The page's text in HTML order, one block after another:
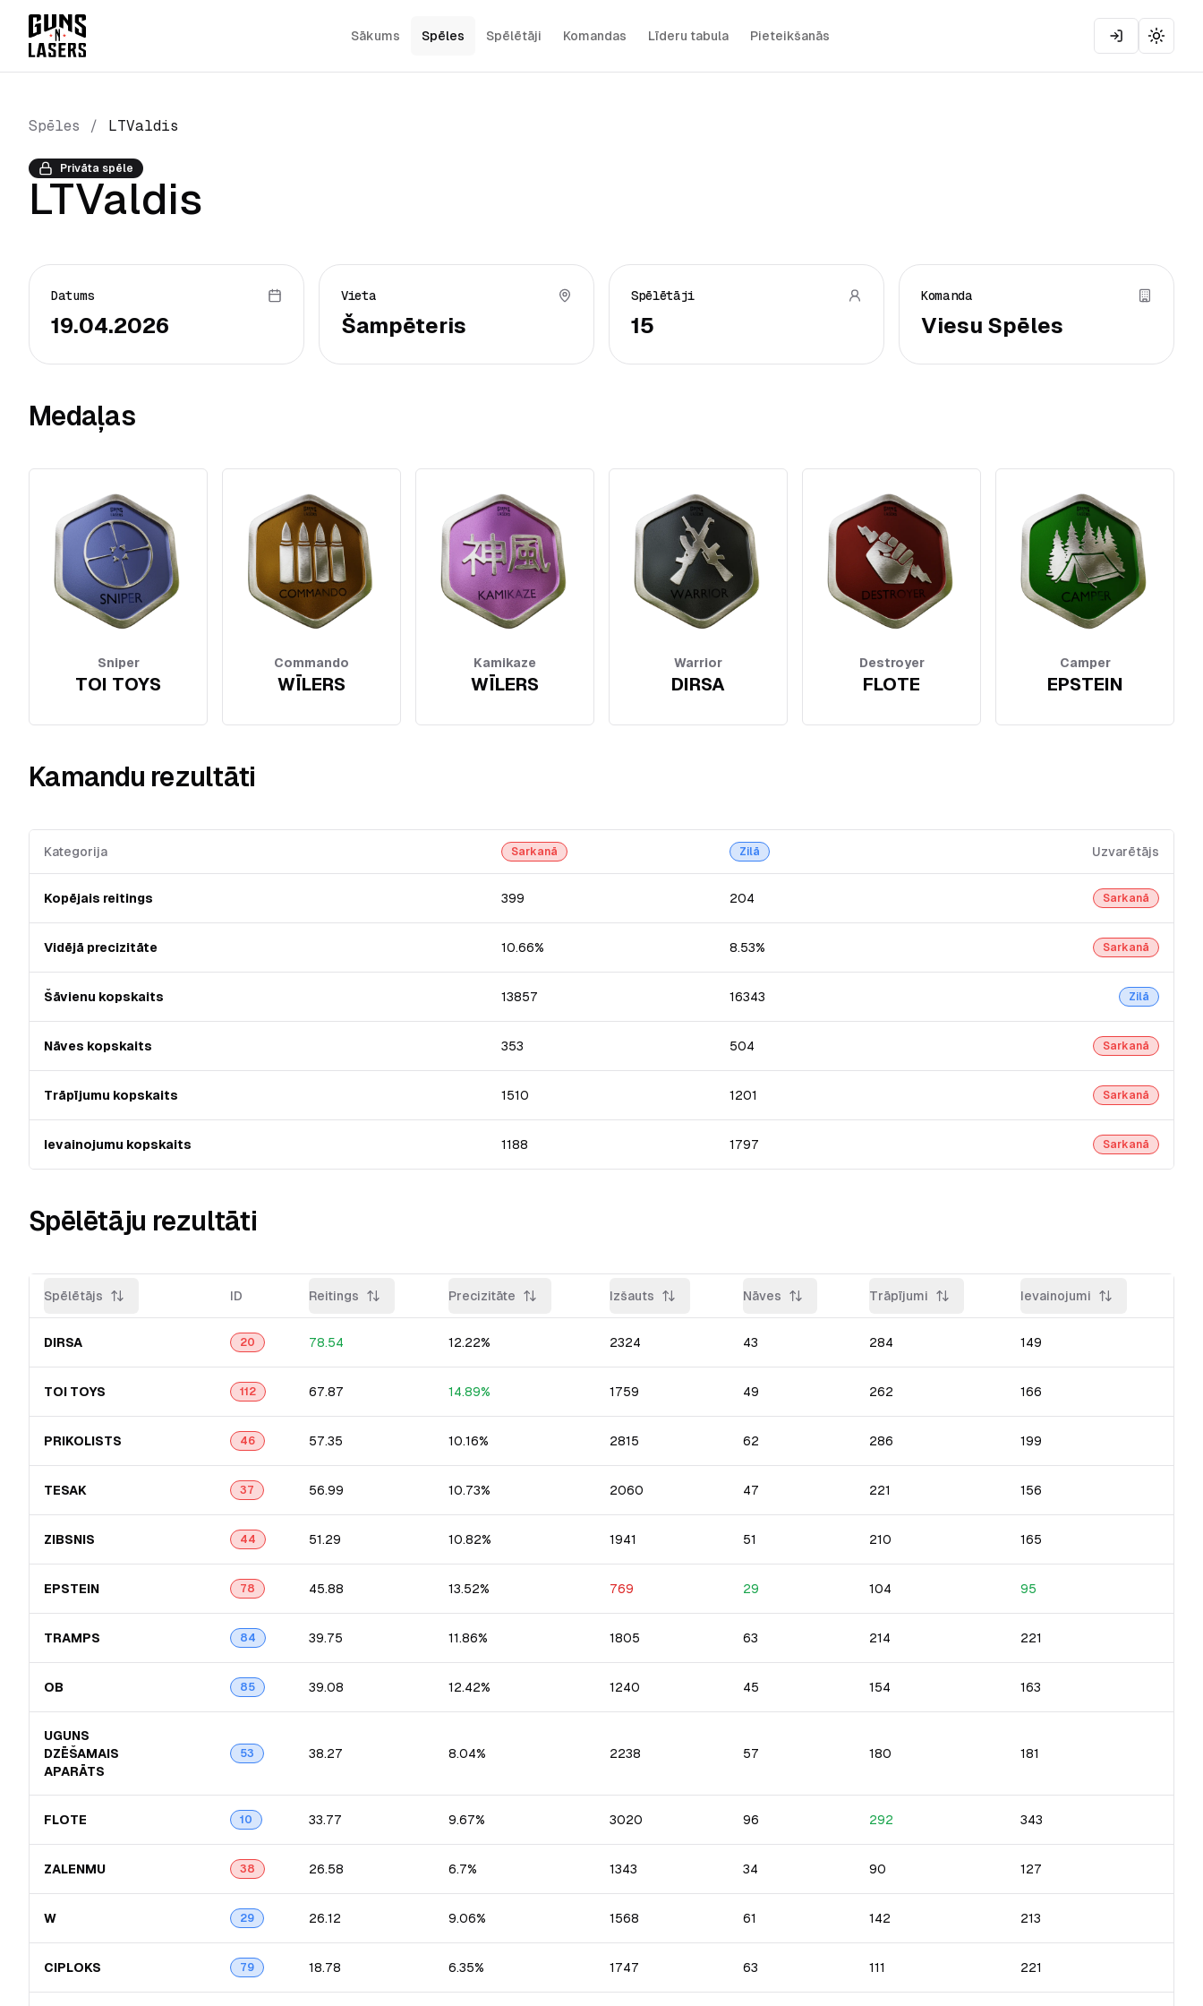
Sākums Spēles Spēlētāji Komandas Līderu tabula Pieteikšanās
Toggle
Spēles / LTValdis
Privāta spēle
LTValdis
Datums
19.04.2026
Vieta
Šampēteris
Spēlētāji
15
Komanda
Viesu Spēles
Medaļas
Sniper
TOI TOYS
Commando
WĪLERS
Kamikaze
WĪLERS
Warrior
DIRSA
Destroyer
FLOTE
Camper
EPSTEIN
Kamandu rezultāti
Kategorija Sarkanā Zilā Uzvarētājs
Kopējais reitings 399 204 Sarkanā
Vidējā precizitāte 10.66% 8.53% Sarkanā
Šāvienu kopskaits 13857 16343 Zilā
Nāves kopskaits 353 504 Sarkanā
Trāpījumu kopskaits 1510 1201 Sarkanā
Ievainojumu kopskaits 1188 1797 Sarkanā
Spēlētāju rezultāti
Spēlētājs ID Reitings Precizitāte Izšauts Nāves Trāpījumi Ievainojumi
DIRSA 20 78.54 12.22% 2324 43 284 149
TOI TOYS 112 67.87 14.89% 1759 49 262 166
PRIKOLISTS 46 57.35 10.16% 2815 62 286 199
TESAK 37 56.99 10.73% 2060 47 221 156
ZIBSNIS 44 51.29 10.82% 1941 51 210 165
EPSTEIN 78 45.88 13.52% 769 29 104 95
TRAMPS 84 39.75 11.86% 1805 63 214 221
OB 85 39.08 12.42% 1240 45 154 163
UGUNS
DZĒŠAMAIS
APARĀTS
53 38.27 8.04% 2238 57 180 181
FLOTE 10 33.77 9.67% 3020 96 292 343
ZALENMU 38 26.58 6.7% 1343 34 90 127
W 29 26.12 9.06% 1568 61 142 213
CIPLOKS 79 18.78 6.35% 1747 63 111 221